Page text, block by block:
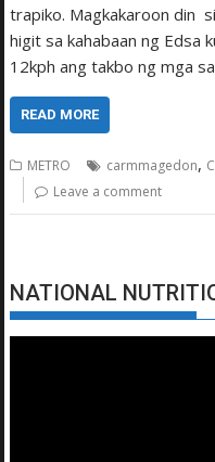
trapiko. Magkakaroon din
higit sa kahabaan ng Edsa
12kph ang takbo ng mga
READ MORE
METRO carmmagedon,
Leave a comment
NATIONAL